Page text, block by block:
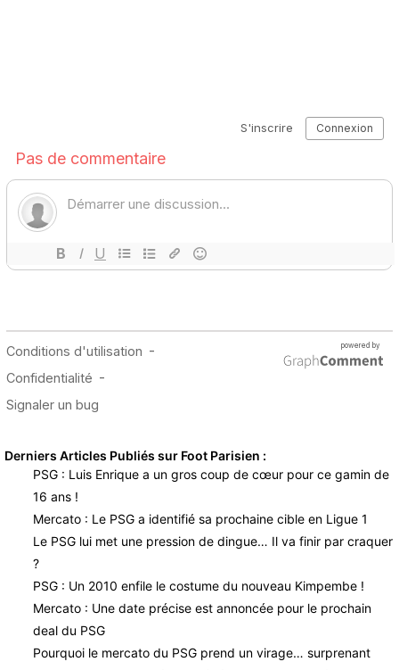
Derniers Articles Publiés sur Foot Parisien :
PSG : Luis Enrique a un gros coup de cœur pour ce gamin de
16 ans !
Mercato : Le PSG a identifié sa prochaine cible en Ligue 1
Le PSG lui met une pression de dingue… Il va finir par craquer
?
PSG : Un 2010 enfile le costume du nouveau Kimpembe !
Mercato : Une date précise est annoncée pour le prochain
deal du PSG
Pourquoi le mercato du PSG prend un virage… surprenant